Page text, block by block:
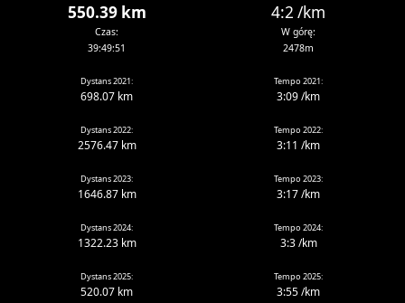
550.39 km 4:2 /km
Czas:
39:49:51
W górę:
2478m
Dystans 2021:
698.07 km
Tempo 2021:
3:09 /km
Dystans 2022:
2576.47 km
Tempo 2022:
3:11 /km
Dystans 2023:
1646.87 km
Tempo 2023:
3:17 /km
Dystans 2024:
1322.23 km
Tempo 2024:
3:3 /km
Dystans 2025:
520.07 km
Tempo 2025:
3:55 /km